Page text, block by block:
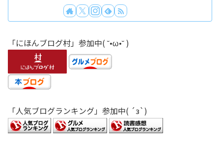
「にほんブログ村」参加中( ˘•ω•˘ )
「人気ブログランキング」参加中( ´з`)